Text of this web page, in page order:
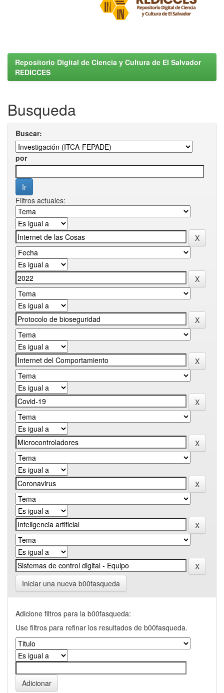
Repositorio Digital de Ciencia y Cultura de El Salvador
REDICCES
Busqueda
Buscar:
por
Filtros actuales:
Iniciar una nueva b00fasqueda
Adicione filtros para la b00fasqueda:
Use filtros para refinar los resultados de b00fasqueda.